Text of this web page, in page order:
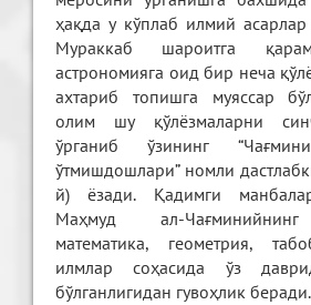
ҳақда у кўплаб илмий
Мураккаб шароитга
астрономияга оид бир неча
ахтариб топишга муяссар
олим шу қўлёзмаларни
ўрганиб ўзининг
ўтмишдошлари” номли
й) ёзади. Қадимги
Маҳмуд ал-
математика, геометрия,
илмлар соҳасида ўз
бўлганлигидан гувоҳлик беради.